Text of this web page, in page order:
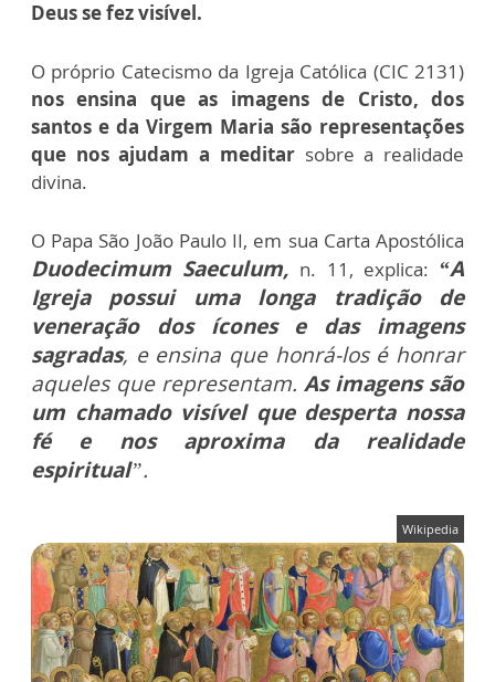
Deus se fez visível.
O próprio Catecismo da Igreja Católica (CIC 2131)
nos ensina que as imagens de Cristo, dos
santos e da Virgem Maria são representações
que nos ajudam a meditar sobre a realidade
divina.
O Papa São João Paulo II, em sua Carta Apostólica
Duodecimum Saeculum, n. 11, explica: “A
Igreja possui uma longa tradição de
veneração dos ícones e das imagens
sagradas, e ensina que honrá-los é honrar
aqueles que representam. As imagens são
um chamado visível que desperta nossa
fé e nos aproxima da realidade
espiritual”.
Wikipedia